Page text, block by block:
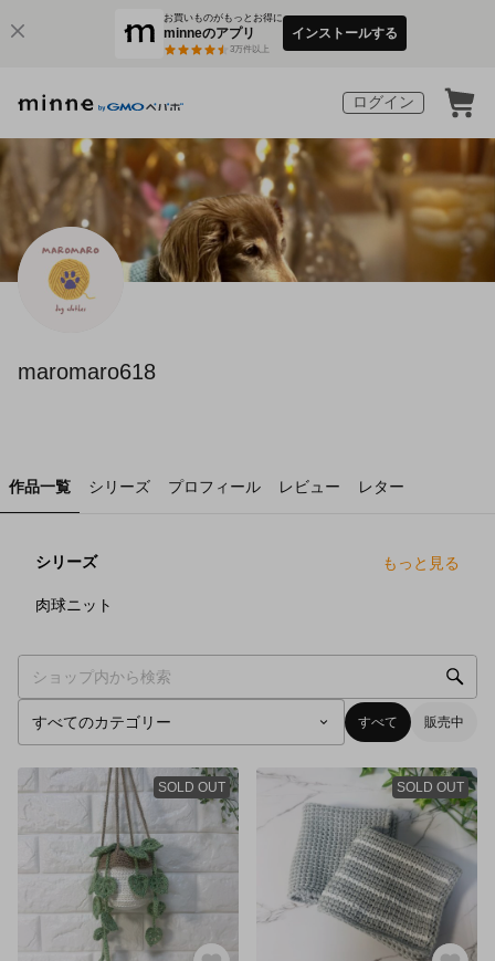
お買いものがもっとお得に
minneのアプリ
3万件以上
インストールする
ログイン
maromaro618
作品一覧 シリーズ プロフィール レビュー レター
シリーズ もっと見る
肉球ニット
すべて 販売中
SOLD OUT SOLD OUT